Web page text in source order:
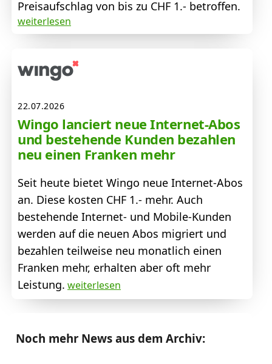
Preisaufschlag von bis zu CHF 1.- betroffen.
weiterlesen
22.07.2026
Wingo lanciert neue Internet-Abos
und bestehende Kunden bezahlen
neu einen Franken mehr
Seit heute bietet Wingo neue Internet-Abos
an. Diese kosten CHF 1.- mehr. Auch
bestehende Internet- und Mobile-Kunden
werden auf die neuen Abos migriert und
bezahlen teilweise neu monatlich einen
Franken mehr, erhalten aber oft mehr
Leistung. weiterlesen
Noch mehr News aus dem Archiv: